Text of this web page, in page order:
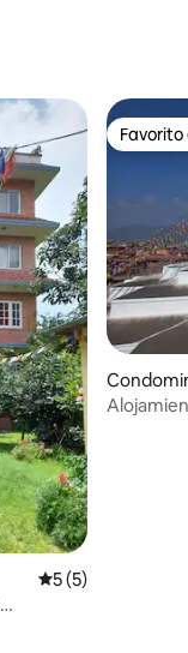
Calificación
5 (5)